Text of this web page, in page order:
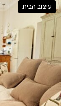
עיצוב הבית